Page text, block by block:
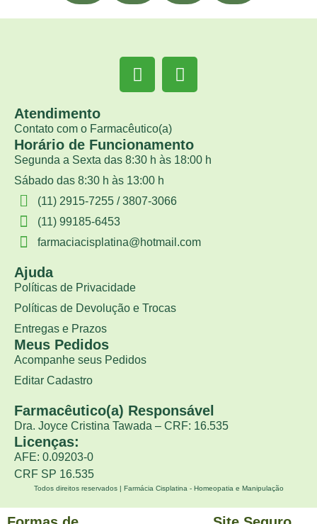
Atendimento
Contato com o Farmacêutico(a)
Horário de Funcionamento
Segunda a Sexta das 8:30 h às 18:00 h
Sábado das 8:30 h às 13:00 h
(11) 2915-7255 / 3807-3066
(11) 99185-6453
farmaciacisplatina@hotmail.com
Ajuda
Políticas de Privacidade
Políticas de Devolução e Trocas
Entregas e Prazos
Meus Pedidos
Acompanhe seus Pedidos
Editar Cadastro
Farmacêutico(a) Responsável
Dra. Joyce Cristina Tawada – CRF: 16.535
Licenças:
AFE: 0.09203-0
CRF SP 16.535
Todos direitos reservados | Farmácia Cisplatina - Homeopatia e Manipulação